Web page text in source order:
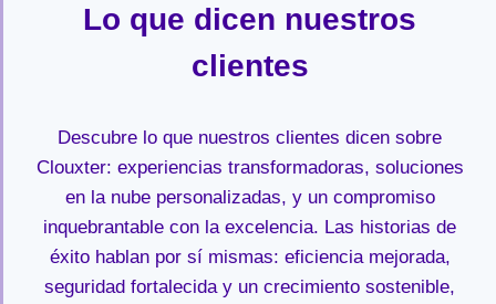
Lo que dicen nuestros
clientes
Descubre lo que nuestros clientes dicen sobre
Clouxter: experiencias transformadoras, soluciones
en la nube personalizadas, y un compromiso
inquebrantable con la excelencia. Las historias de
éxito hablan por sí mismas: eficiencia mejorada,
seguridad fortalecida y un crecimiento sostenible,